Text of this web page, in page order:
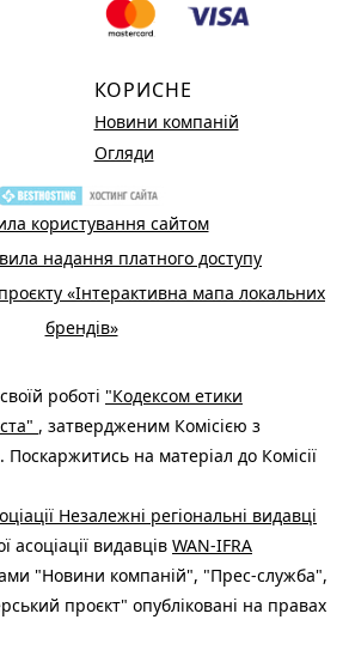
КОРИСНЕ
Новини компаній
Огляди
користування сайтом
надання платного доступу
«Інтерактивна мапа локальних
брендів»
роботі "Кодексом етики
, затвердженим Комісією з
Поскаржитись на матеріал до Комісії
Незалежні регіональні видавці
асоціації видавців WAN-IFRA
"Новини компаній", "Прес-служба",
проєкт" опубліковані на правах